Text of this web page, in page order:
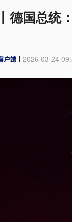
德国总统
2026-03-24